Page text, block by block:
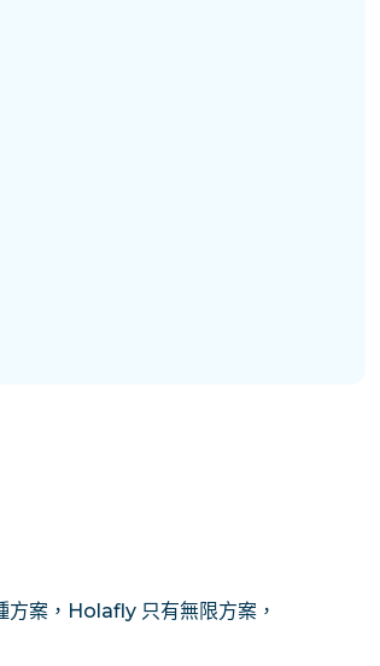
案，Holafly 只有無限方案，